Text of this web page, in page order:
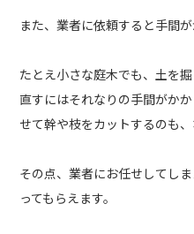
また、業者に依頼すると手間
たとえ小さな庭木でも、土を
直すにはそれなりの手間がか
せて幹や枝をカットするのも
その点、業者にお任せしてし
ってもらえます。